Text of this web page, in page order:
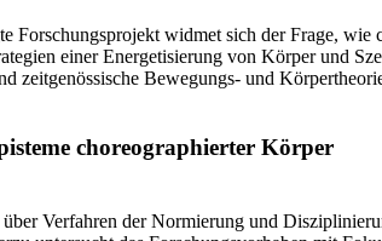
Forschungsprojekt widmet sich der Frage,
einer Energetisierung von Körper und
zeitgenössische Bewegungs- und
choreographierter Körper
Verfahren der Normierung und